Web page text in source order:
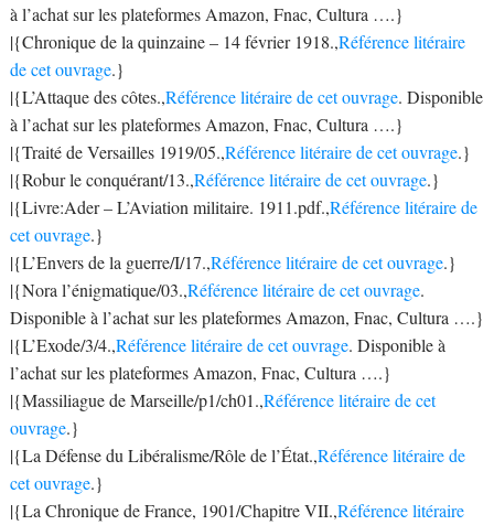
à l’achat sur les plateformes Amazon, Fnac, Cultura ….}
|{Chronique de la quinzaine – 14 février 1918.,Référence litéraire
de cet ouvrage.}
|{L’Attaque des côtes.,Référence litéraire de cet ouvrage. Disponible
à l’achat sur les plateformes Amazon, Fnac, Cultura ….}
|{Traité de Versailles 1919/05.,Référence litéraire de cet ouvrage.}
|{Robur le conquérant/13.,Référence litéraire de cet ouvrage.}
|{Livre:Ader – L’Aviation militaire. 1911.pdf.,Référence litéraire de
cet ouvrage.}
|{L’Envers de la guerre/I/17.,Référence litéraire de cet ouvrage.}
|{Nora l’énigmatique/03.,Référence litéraire de cet ouvrage.
Disponible à l’achat sur les plateformes Amazon, Fnac, Cultura ….}
|{L’Exode/3/4.,Référence litéraire de cet ouvrage. Disponible à
l’achat sur les plateformes Amazon, Fnac, Cultura ….}
|{Massiliague de Marseille/p1/ch01.,Référence litéraire de cet
ouvrage.}
|{La Défense du Libéralisme/Rôle de l’État.,Référence litéraire de
cet ouvrage.}
|{La Chronique de France, 1901/Chapitre VII.,Référence litéraire